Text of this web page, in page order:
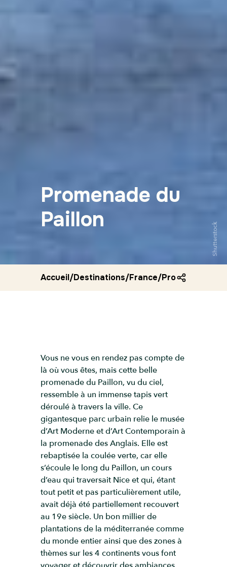
Promenade du
Paillon
Shutterstock
Accueil/Destinations/France/Promenade du
Vous ne vous en rendez pas compte de
là où vous êtes, mais cette belle
promenade du Paillon, vu du ciel,
ressemble à un immense tapis vert
déroulé à travers la ville. Ce
gigantesque parc urbain relie le musée
d’Art Moderne et d’Art Contemporain à
la promenade des Anglais. Elle est
rebaptisée la coulée verte, car elle
s’écoule le long du Paillon, un cours
d’eau qui traversait Nice et qui, étant
tout petit et pas particulièrement utile,
avait déjà été partiellement recouvert
au 19e siècle. Un bon millier de
plantations de la méditerranée comme
du monde entier ainsi que des zones à
thèmes sur les 4 continents vous font